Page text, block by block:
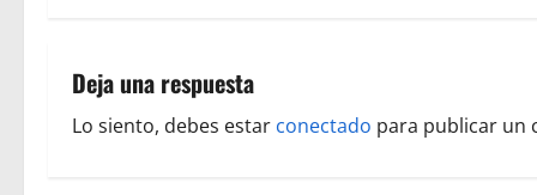
g
a
Deja una respuesta
Lo siento, debes estar conectado para publicar un